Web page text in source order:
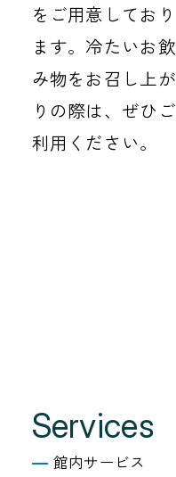
をご用意しており
ます。冷たいお飲
み物をお召し上が
りの際は、ぜひご
利用ください。
Services
館内サービス